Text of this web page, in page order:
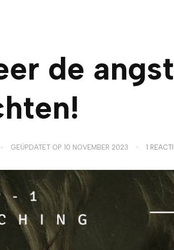
de
GEÜPDATET OP 10 NOVEMBER 2023 1